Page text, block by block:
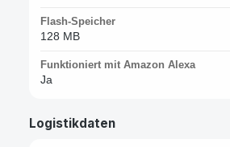
Flash-Speicher
128 MB
Funktioniert mit Amazon Alexa
Ja
Logistikdaten